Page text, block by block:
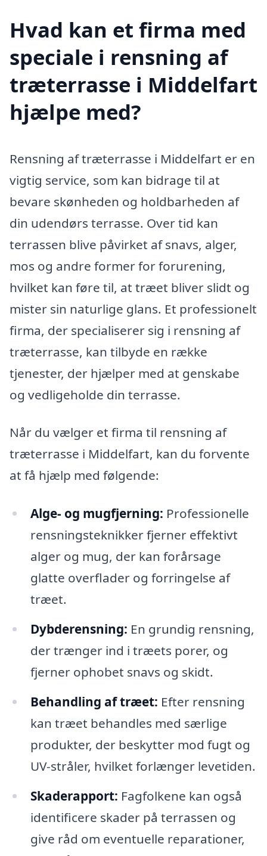
Hvad kan et firma med
speciale i rensning af
træterrasse i Middelfart
hjælpe med?
Rensning af træterrasse i Middelfart er en
vigtig service, som kan bidrage til at
bevare skønheden og holdbarheden af
din udendørs terrasse. Over tid kan
terrassen blive påvirket af snavs, alger,
mos og andre former for forurening,
hvilket kan føre til, at træet bliver slidt og
mister sin naturlige glans. Et professionelt
firma, der specialiserer sig i rensning af
træterrasse, kan tilbyde en række
tjenester, der hjælper med at genskabe
og vedligeholde din terrasse.
Når du vælger et firma til rensning af
træterrasse i Middelfart, kan du forvente
at få hjælp med følgende:
Alge- og mugfjerning: Professionelle
rensningsteknikker fjerner effektivt
alger og mug, der kan forårsage
glatte overflader og forringelse af
træet.
Dybderensning: En grundig rensning,
der trænger ind i træets porer, og
fjerner ophobet snavs og skidt.
Behandling af træet: Efter rensning
kan træet behandles med særlige
produkter, der beskytter mod fugt og
UV-stråler, hvilket forlænger levetiden.
Skaderapport: Fagfolkene kan også
identificere skader på terrassen og
give råd om eventuelle reparationer,